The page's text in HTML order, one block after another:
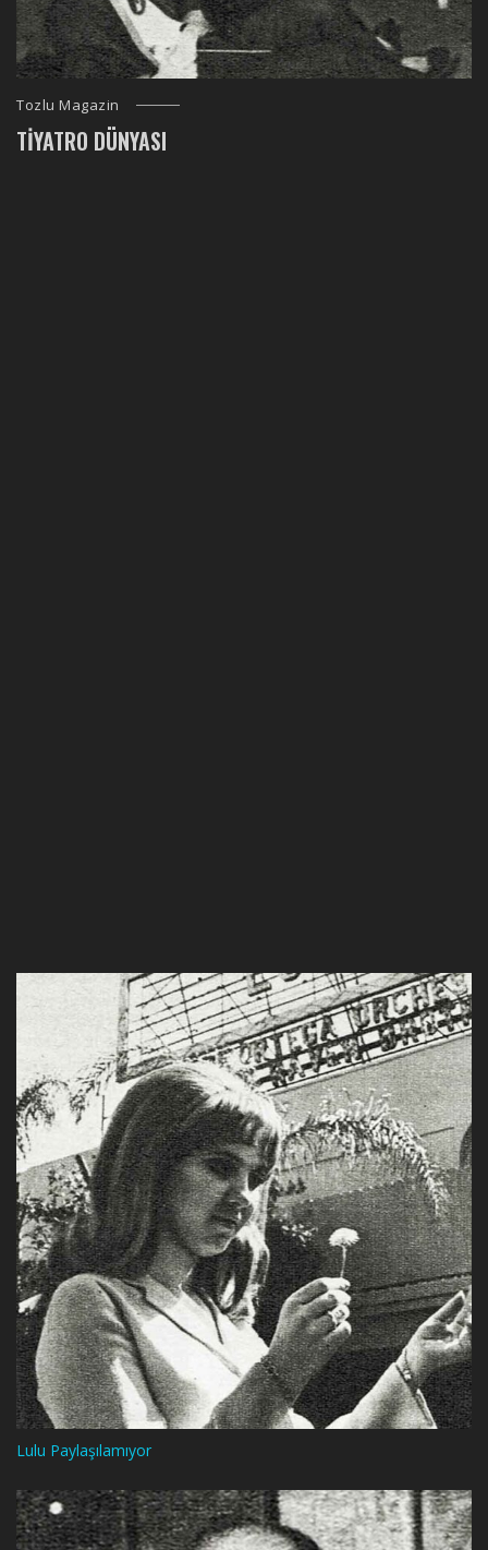
Tozlu Magazin
TIYATRO DÜNYASI
Lulu Paylaşılamıyor